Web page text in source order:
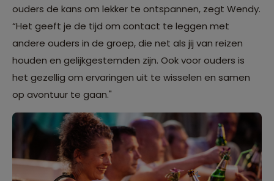
ouders de kans om lekker te ontspannen, zegt Wendy.
“Het geeft je de tijd om contact te leggen met
andere ouders in de groep, die net als jij van reizen
houden en gelijkgestemden zijn. Ook voor ouders is
het gezellig om ervaringen uit te wisselen en samen
op avontuur te gaan."